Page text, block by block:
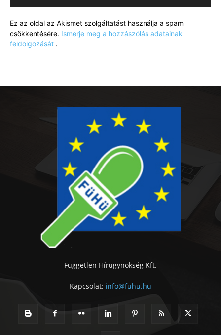
Ez az oldal az Akismet szolgáltatást használja a spam
csökkentésére. Ismerje meg a hozzászólás adatainak
feldolgozását .
Független Hírügynökség Kft.
Kapcsolat: info@fuhu.hu